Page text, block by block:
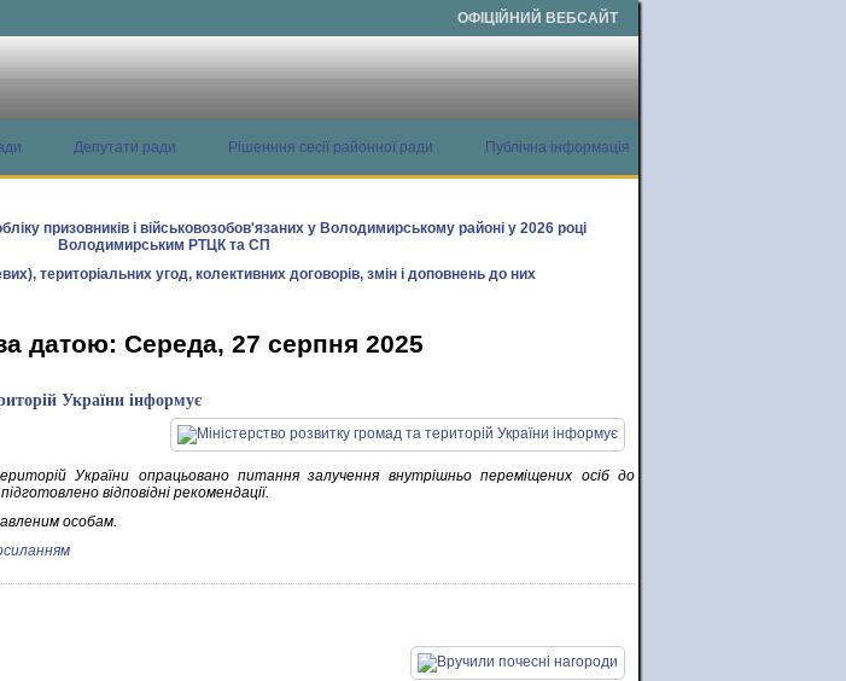
ОФІЦІЙНИЙ ВЕБСАЙТ
Депутати ради Рішенння сесії районної ради
Публічна інформація
призовників і військовозобов'язаних у Володимирському районі у 2026 році
Володимирським РТЦК та СП
територіальних угод, колективних договорів, змін і доповнень до них
датою: Середа, 27 серпня 2025
України інформує
України опрацьовано питання залучення внутрішньо переміщених осіб до
відповідні рекомендації.
особам.